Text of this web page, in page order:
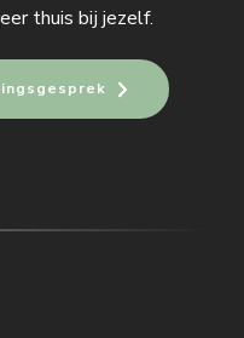
thuis bij jezelf.